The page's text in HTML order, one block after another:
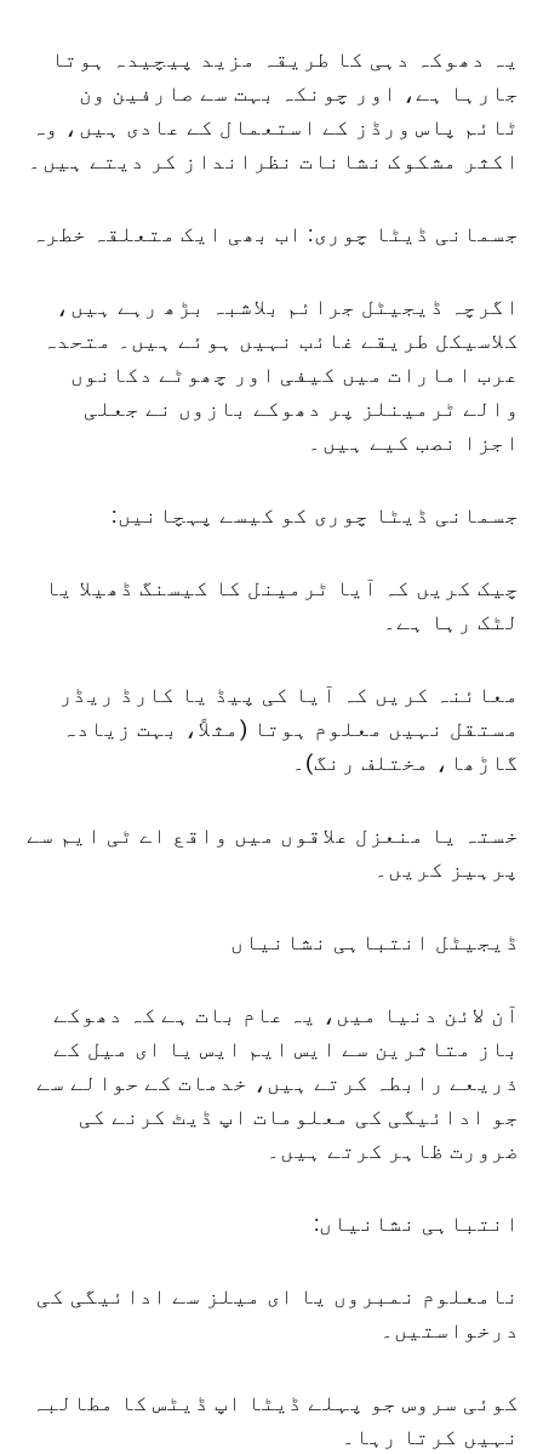
یہ دھوکہ دہی کا طریقہ مزید پیچیدہ ہوتا
جارہا ہے، اور چونکہ بہت سے صارفین ون
ٹائم پاس ورڈز کے استعمال کے عادی ہیں، وہ
اکثر مشکوک نشانات نظرانداز کر دیتے ہیں۔
جسمانی ڈیٹا چوری: اب بھی ایک متعلقہ خطرہ
اگرچہ ڈیجیٹل جرائم بلاشبہ بڑھ رہے ہیں،
کلاسیکل طریقے غائب نہیں ہوئے ہیں۔ متحدہ
عرب امارات میں کیفی اور چھوٹے دکانوں
والے ٹرمینلز پر دھوکے بازوں نے جعلی
اجزا نصب کیے ہیں۔
جسمانی ڈیٹا چوری کو کیسے پہچانیں:
چیک کریں کہ آیا ٹرمینل کا کیسنگ ڈھیلا یا
لٹک رہا ہے۔
معائنہ کریں کہ آیا کی پیڈ یا کارڈ ریڈر
مستقل نہیں معلوم ہوتا (مثلاً، بہت زیادہ
گاڑھا، مختلف رنگ)۔
خستہ یا منعزل علاقوں میں واقع اے ٹی ایم سے
پرہیز کریں۔
ڈیجیٹل انتباہی نشانیاں
آن لائن دنیا میں، یہ عام بات ہے کہ دھوکے
باز متاثرین سے ایس ایم ایس یا ای میل کے
ذریعے رابطہ کرتے ہیں، خدمات کے حوالے سے
جو ادائیگی کی معلومات اپ ڈیٹ کرنے کی
ضرورت ظاہر کرتے ہیں۔
انتباہی نشانیاں:
نامعلوم نمبروں یا ای میلز سے ادائیگی کی
درخواستیں۔
کوئی سروس جو پہلے ڈیٹا اپ ڈیٹس کا مطالبہ
نہیں کرتا رہا۔